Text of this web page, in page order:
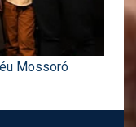
Mossoró